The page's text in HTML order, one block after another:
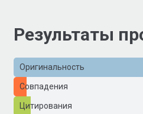
Результаты
Оригинальность
Совпадения
Цитирования